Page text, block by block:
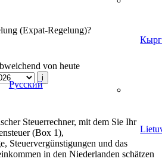
Русский
(Expat-Regelung)?
von heute
i
Steuerrechner, mit dem Sie Ihr
(Box 1),
Steuervergünstigungen und das
in den Niederlanden schätzen